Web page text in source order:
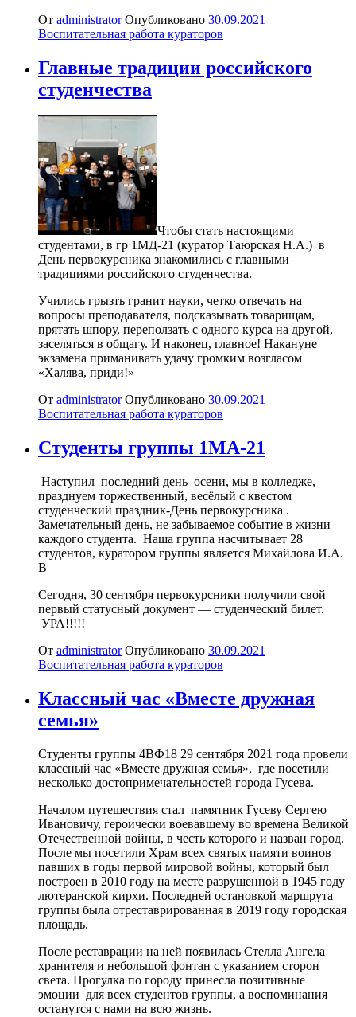
От administrator Опубликовано 30.09.2021
Воспитательная работа кураторов
Главные традиции российского
студенчества
Чтобы стать настоящими
студентами, в гр 1МД-21 (куратор Таюрская Н.А.) в
День первокурсника знакомились с главными
традициями российского студенчества.
Учились грызть гранит науки, четко отвечать на
вопросы преподавателя, подсказывать товарищам,
прятать шпору, переползать с одного курса на другой,
заселяться в общагу. И наконец, главное! Накануне
экзамена приманивать удачу громким возгласом
«Халява, приди!»
От administrator Опубликовано 30.09.2021
Воспитательная работа кураторов
Студенты группы 1МА-21
Наступил последний день осени, мы в колледже,
празднуем торжественный, весёлый с квестом
студенческий праздник-День первокурсника .
Замечательный день, не забываемое событие в жизни
каждого студента. Наша группа насчитывает 28
студентов, куратором группы является Михайлова И.А.
В
Сегодня, 30 сентября первокурсники получили свой
первый статусный документ — студенческий билет.
УРА!!!!!
От administrator Опубликовано 30.09.2021
Воспитательная работа кураторов
Классный час «Вместе дружная
семья»
Студенты группы 4ВФ18 29 сентября 2021 года провели
классный час «Вместе дружная семья», где посетили
несколько достопримечательностей города Гусева.
Началом путешествия стал памятник Гусеву Сергею
Ивановичу, героически воевавшему во времена Великой
Отечественной войны, в честь которого и назван город.
После мы посетили Храм всех святых памяти воинов
павших в годы первой мировой войны, который был
построен в 2010 году на месте разрушенной в 1945 году
лютеранской кирхи. Последней остановкой маршрута
группы была отреставрированная в 2019 году городская
площадь.
После реставрации на ней появилась Стелла Ангела
хранителя и небольшой фонтан с указанием сторон
света. Прогулка по городу принесла позитивные
эмоции для всех студентов группы, а воспоминания
останутся с нами на всю жизнь.